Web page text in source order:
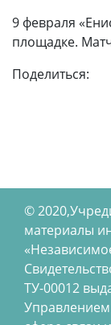
9 февраля
площадке.
Поделиться:
©
материалы
ТУ-00012